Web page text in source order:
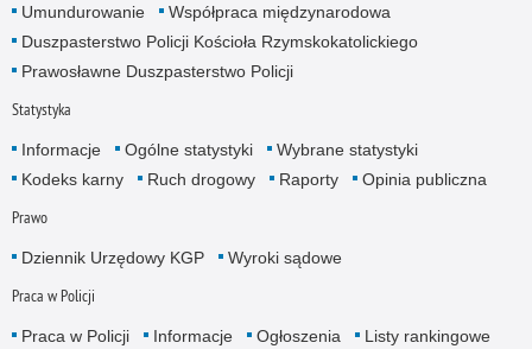
Umundurowanie
Współpraca międzynarodowa
Duszpasterstwo Policji Kościoła Rzymskokatolickiego
Prawosławne Duszpasterstwo Policji
Statystyka
Informacje Ogólne statystyki
Wybrane statystyki
Kodeks karny
Ruch drogowy Raporty Opinia publiczna
Prawo
Dziennik Urzędowy KGP Wyroki sądowe
Praca w Policji
Praca w Policji Informacje Ogłoszenia
Listy rankingowe